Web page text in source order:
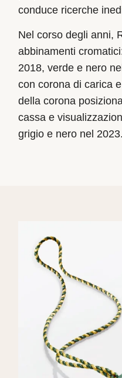
conduce ricerche
Nel corso degli anni,
abbinamenti
2018, verde e nero
con corona di carica
della corona
cassa e
grigio e nero nel 2023.